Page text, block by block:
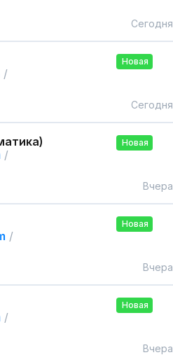
Сегодня
/
Новая
Сегодня
/
Новая
Вчера
/
Новая
Вчера
/
Новая
Вчера